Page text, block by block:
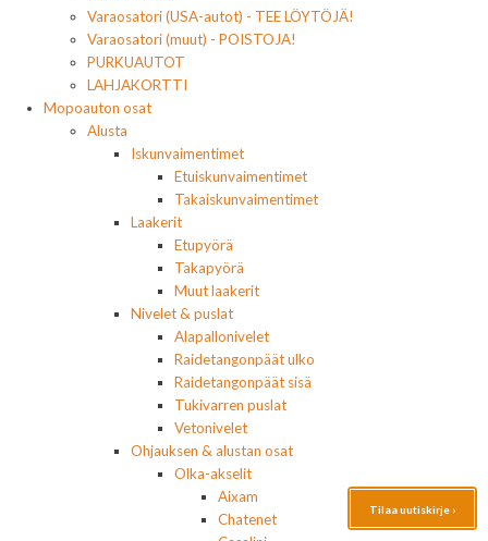
Varaosatori (USA-autot) - TEE LÖYTÖJÄ!
Varaosatori (muut) - POISTOJA!
PURKUAUTOT
LAHJAKORTTI
Mopoauton osat
Alusta
Iskunvaimentimet
Etuiskunvaimentimet
Takaiskunvaimentimet
Laakerit
Etupyörä
Takapyörä
Muut laakerit
Nivelet & puslat
Alapallonivelet
Raidetangonpäät ulko
Raidetangonpäät sisä
Tukivarren puslat
Vetonivelet
Ohjauksen & alustan osat
Olka-akselit
Aixam
Chatenet
Tilaa uutiskirje ›